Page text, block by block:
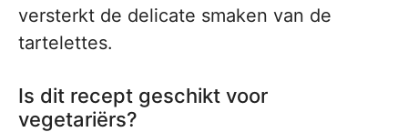
versterkt de delicate smaken van de
tartelettes.
Is dit recept geschikt voor
vegetariërs?